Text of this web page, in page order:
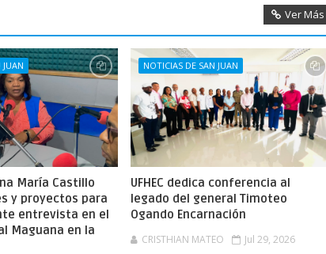
Ver Más
María Castillo
y proyectos para
entrevista en el
Maguana en la
NOTICIAS DE SAN JUAN
UFHEC dedica conferencia al
legado del general Timoteo
Ogando Encarnación
CRISTHIAN MATEO Jul 29, 2026